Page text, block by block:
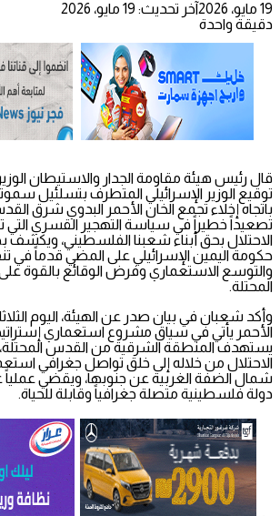
19 مايو، 2026
آخر تحديث: 19 مايو، 2026
دقيقة واحدة
قال رئيس هيئة مقاومة الجدار والاستيطان
توقيع الوزير الإسرائيلي المتطرف بتسلئيل
باتجاه إخلاء تجمع الخان الأحمر البدوي شرق
تصعيداً خطيراً في سياسة التهجير القسري التي
الاحتلال بحق أبناء شعبنا الفلسطيني، ويكشف
حكومة اليمين الإسرائيلي على المضي قدماً في
والتوسع الاستعماري وفرض الوقائع بالقوة
المحتلة.
وأكد شعبان في بيان صدر عن الهيئة، اليوم
الأحمر يأتي في سياق مشروع استعماري
يستهدف المنطقة الشرقية من القدس
الاحتلال من خلاله إلى خلق تواصل جغرافي
شمال الضفة الغربية عن جنوبها، ويقضي عملياً
دولة فلسطينية متصلة جغرافياً وقابلة للحياة.